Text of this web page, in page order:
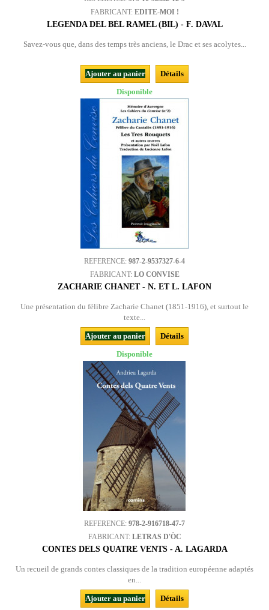
FABRICANT: EDITE-MOI !
LEGENDA DEL BÈL RAMEL (BIL) - F. DAVAL
Savez-vous que, dans des temps très anciens, le Drac et ses acolytes...
Ajouter au panier
Détails
Disponible
REFERENCE: 987-2-9537327-6-4
FABRICANT: LO CONVISE
ZACHARIE CHANET - N. ET L. LAFON
Une présentation du félibre Zacharie Chanet (1851-1916), et surtout le
texte...
Ajouter au panier
Détails
Disponible
REFERENCE: 978-2-916718-47-7
FABRICANT: LETRAS D'ÒC
CONTES DELS QUATRE VENTS - A. LAGARDA
Un recueil de grands contes classiques de la tradition européenne adaptés
en...
Ajouter au panier
Détails